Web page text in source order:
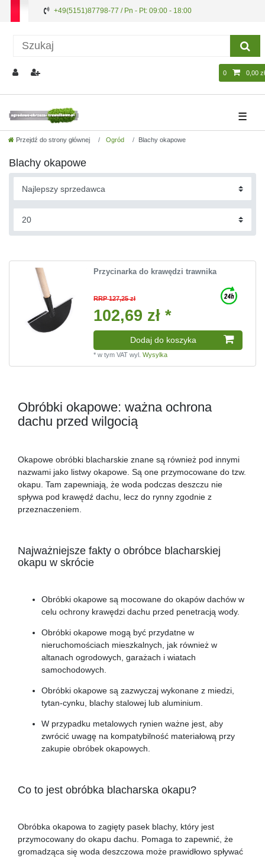
+49(5151)87798-77 / Pn - Pt: 09:00 - 18:00
0 0,00 zł
☰
Przejdź do strony głównej Ogród Blachy okapowe
Blachy okapowe
Przycinarka do krawędzi trawnika
RRP 127,25 zł
102,69 zł *
Dodaj do koszyka
*w tym VAT wyl.Wysylka
Obróbki okapowe: ważna ochrona
dachu przed wilgocią
Okapowe obróbki blacharskie znane są również pod innymi
nazwami jako listwy okapowe. Są one przymocowane do tzw.
okapu. Tam zapewniają, że woda podczas deszczu nie
spływa pod krawędź dachu, lecz do rynny zgodnie z
przeznaczeniem.
Najważniejsze fakty o obróbce blacharskiej
okapu w skrócie
Obróbki okapowe są mocowane do okapów dachów w
celu ochrony krawędzi dachu przed penetracją wody.
Obróbki okapowe mogą być przydatne w
nieruchomościach mieszkalnych, jak również w
altanach ogrodowych, garażach i wiatach
samochodowych.
Obróbki okapowe są zazwyczaj wykonane z miedzi,
tytan-cynku, blachy stalowej lub aluminium.
W przypadku metalowych rynien ważne jest, aby
zwrócić uwagę na kompatybilność materiałową przy
zakupie obróbek okapowych.
Co to jest obróbka blacharska okapu?
Obróbka okapowa to zagięty pasek blachy, który jest
przymocowany do okapu dachu. Pomaga to zapewnić, że
gromadząca się woda deszczowa może prawidłowo spływać